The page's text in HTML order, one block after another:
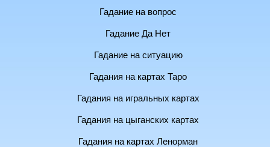
Гадание на вопрос
Гадание Да Нет
Гадание на ситуацию
Гадания на картах Таро
Гадания на игральных картах
Гадания на цыганских картах
Гадания на картах Ленорман